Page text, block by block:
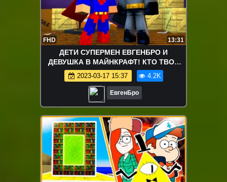
FHD 13:31
ДЕТИ СУПЕРМЕН ЕВГЕНБРО И
ДЕВУШКА В МАЙНКРАФТ! КТО ТВОЯ
СЕМЬЯ В MINECRAFT! WHO'S YOUR
FAMILY ROLEPLAY
2023-03-17 15:37 4.2K
ЕвгенБро